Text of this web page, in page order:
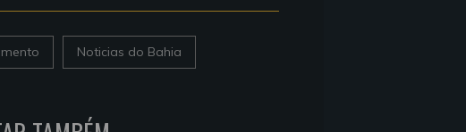
Noticias do Bahia